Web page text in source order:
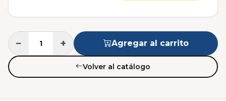
− + Agregar al carrito
Volver al catálogo